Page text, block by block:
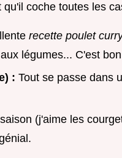
coche toutes les
recette poulet
légumes... C'est
: Tout se passe dans
(j'aime les